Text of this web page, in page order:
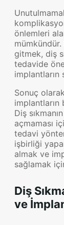
önlemleri
gitmek, diş
tedavide
implantların
Sonuç
implantların
Diş
açmaması
tedavi
işbirliği
almak ve
sağlamak
Diş
ve